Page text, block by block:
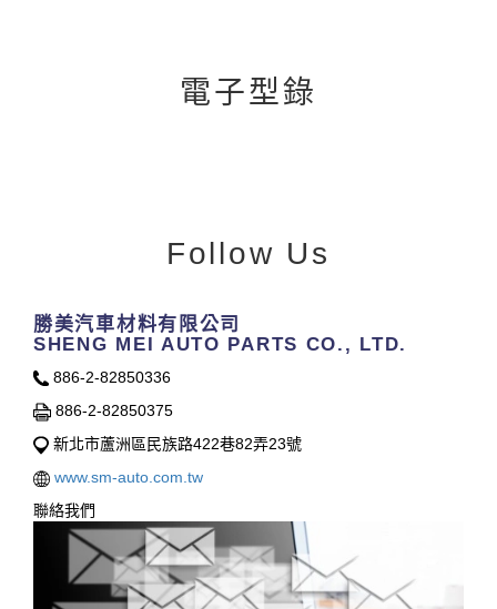
電子型錄
Follow Us
勝美汽車材料有限公司
SHENG MEI AUTO PARTS CO., LTD.
886-2-82850336
886-2-82850375
新北市蘆洲區民族路422巷82弄23號
www.sm-auto.com.tw
聯絡我們